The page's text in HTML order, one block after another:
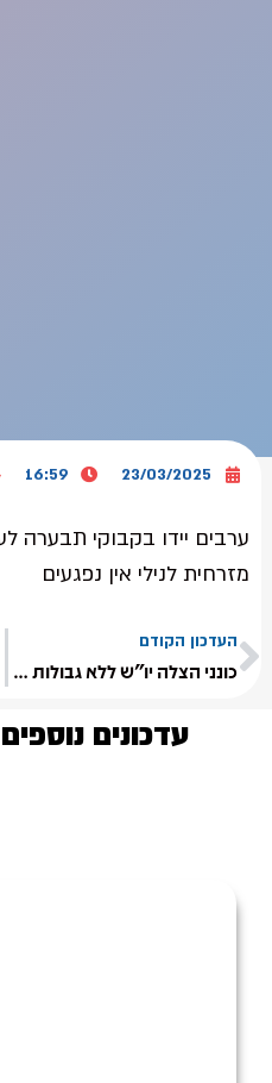
23/03/2025
16:59
ערבים יידו בקבוקי תבערה
מזרחית לנילי אין נפגעים
העדכון הקודם
כונני הצלה יו"ש ללא גבולות הוזנקו לתאונה קשה בשומרון
עדכונים